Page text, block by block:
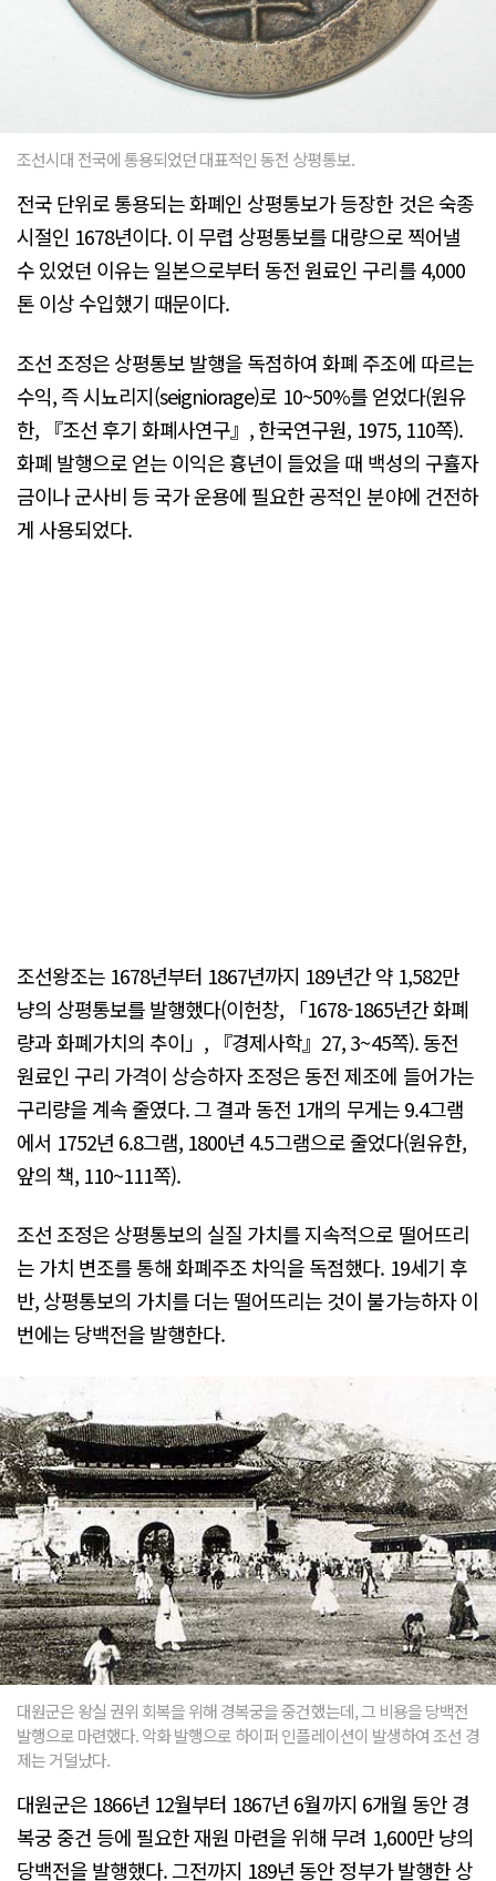
조선시대 전국에 통용되었던 대표적인 동전 상평통보.
전국 단위로 통용되는 화폐인 상평통보가 등장한 것은 숙종
시절인 1678년이다. 이 무렵 상평통보를 대량으로 찍어낼
수 있었던 이유는 일본으로부터 동전 원료인 구리를 4,000
톤 이상 수입했기 때문이다.
조선 조정은 상평통보 발행을 독점하여 화폐 주조에 따르는
수익, 즉 시뇨리지(seigniorage)로 10~50%를 얻었다(원유
한, 『조선 후기 화폐사연구』, 한국연구원, 1975, 110쪽).
화폐 발행으로 얻는 이익은 흉년이 들었을 때 백성의 구휼자
금이나 군사비 등 국가 운용에 필요한 공적인 분야에 건전하
게 사용되었다.
조선왕조는 1678년부터 1867년까지 189년간 약 1,582만
냥의 상평통보를 발행했다(이헌창, 「1678-1865년간 화폐
량과 화폐가치의 추이」, 『경제사학』27, 3~45쪽). 동전
원료인 구리 가격이 상승하자 조정은 동전 제조에 들어가는
구리량을 계속 줄였다. 그 결과 동전 1개의 무게는 9.4그램
에서 1752년 6.8그램, 1800년 4.5그램으로 줄었다(원유한,
앞의 책, 110~111쪽).
조선 조정은 상평통보의 실질 가치를 지속적으로 떨어뜨리
는 가치 변조를 통해 화폐주조 차익을 독점했다. 19세기 후
반, 상평통보의 가치를 더는 떨어뜨리는 것이 불가능하자 이
번에는 당백전을 발행한다.
대원군은 왕실 권위 회복을 위해 경복궁을 중건했는데, 그 비용을 당백전
발행으로 마련했다. 악화 발행으로 하이퍼 인플레이션이 발생하여 조선 경
제는 거덜났다.
대원군은 1866년 12월부터 1867년 6월까지 6개월 동안 경
복궁 중건 등에 필요한 재원 마련을 위해 무려 1,600만 냥의
당백전을 발행했다. 그전까지 189년 동안 정부가 발행한 상